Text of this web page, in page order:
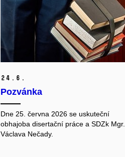
24. 6.
Pozvánka
Dne 25. června 2026 se uskuteční
obhajoba disertační práce a SDZk Mgr.
Václava Nečady.